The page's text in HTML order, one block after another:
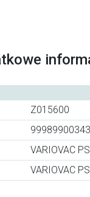
Z015600
VARIOVAC
VARIOVAC